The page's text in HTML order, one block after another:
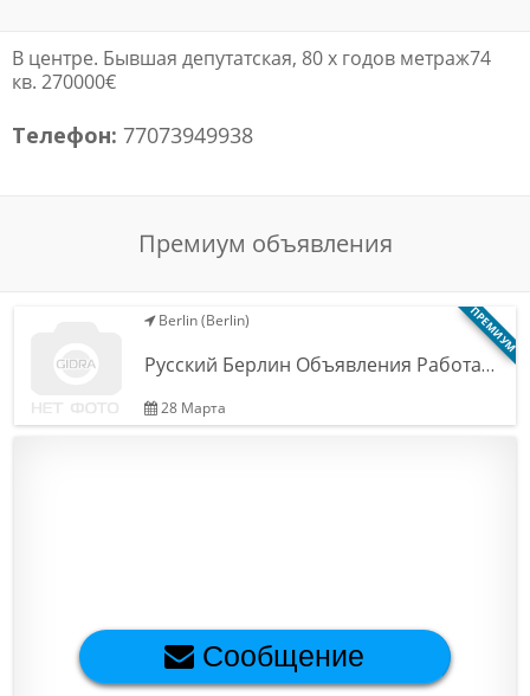
Цены на услуги
Помощь
В центре. Бывшая депутатская, 80 х годов метраж74
кв. 270000€
Телефон: 77073949938
Премиум объявления
ПРЕМИУМ
Berlin (Berlin)
Русский Берлин Объявления Работа…
28 Марта
Сообщение